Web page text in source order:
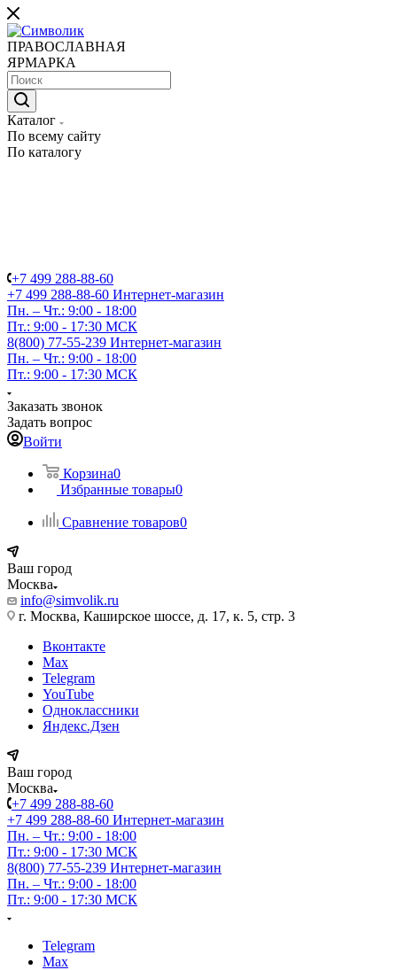
ПРАВОСЛАВНАЯ
ЯРМАРКА
Каталог
По всему сайту
По каталогу
+7 499 288-88-60
+7 499 288-88-60 Интернет-магазин
Пн. – Чт.: 9:00 - 18:00
Пт.: 9:00 - 17:30 МСК
8(800) 77-55-239 Интернет-магазин
Пн. – Чт.: 9:00 - 18:00
Пт.: 9:00 - 17:30 МСК
Заказать звонок
Задать вопрос
Войти
Корзина0
Избранные товары0
Сравнение товаров0
Ваш город
Москва
info@simvolik.ru
г. Москва, Каширское шоссе, д. 17, к. 5, стр. 3
Вконтакте
Max
Telegram
YouTube
Одноклассники
Яндекс.Дзен
Ваш город
Москва
+7 499 288-88-60
+7 499 288-88-60 Интернет-магазин
Пн. – Чт.: 9:00 - 18:00
Пт.: 9:00 - 17:30 МСК
8(800) 77-55-239 Интернет-магазин
Пн. – Чт.: 9:00 - 18:00
Пт.: 9:00 - 17:30 МСК
Telegram
Max